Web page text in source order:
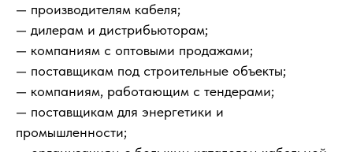
— производителям кабеля;
— дилерам и дистрибьюторам;
— компаниям с оптовыми продажами;
— поставщикам под строительные объекты;
— компаниям, работающим с тендерами;
— поставщикам для энергетики и
промышленности;